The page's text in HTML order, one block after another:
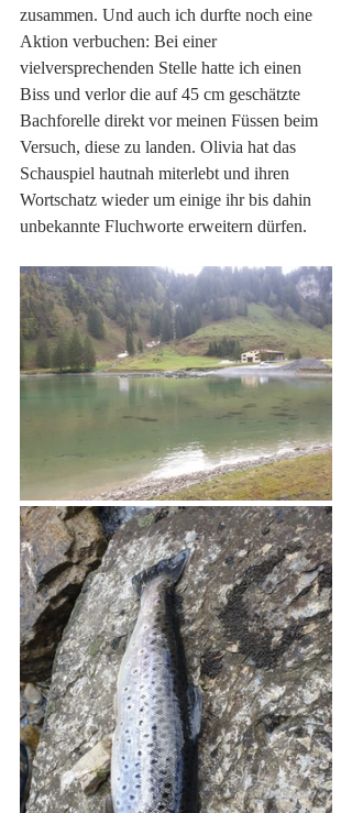
zusammen. Und auch ich durfte noch eine
Aktion verbuchen: Bei einer
vielversprechenden Stelle hatte ich einen
Biss und verlor die auf 45 cm geschätzte
Bachforelle direkt vor meinen Füssen beim
Versuch, diese zu landen. Olivia hat das
Schauspiel hautnah miterlebt und ihren
Wortschatz wieder um einige ihr bis dahin
unbekannte Fluchworte erweitern dürfen.